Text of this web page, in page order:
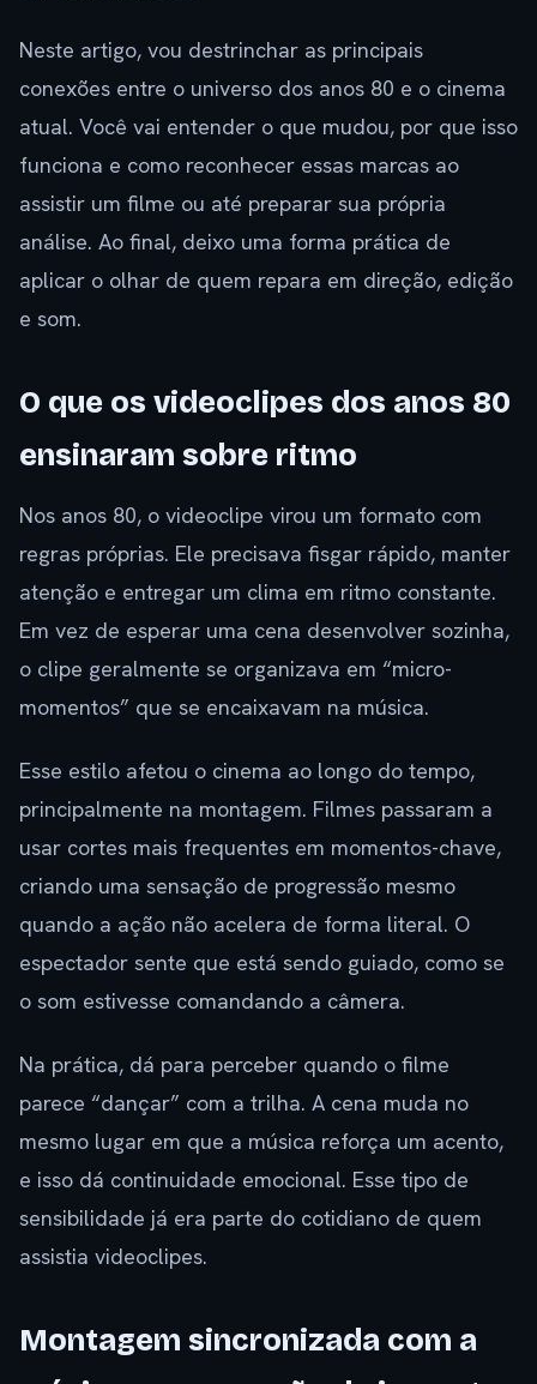
Neste artigo, vou destrinchar as principais
conexões entre o universo dos anos 80 e o cinema
atual. Você vai entender o que mudou, por que isso
funciona e como reconhecer essas marcas ao
assistir um filme ou até preparar sua própria
análise. Ao final, deixo uma forma prática de
aplicar o olhar de quem repara em direção, edição
e som.
O que os videoclipes dos anos 80
ensinaram sobre ritmo
Nos anos 80, o videoclipe virou um formato com
regras próprias. Ele precisava fisgar rápido, manter
atenção e entregar um clima em ritmo constante.
Em vez de esperar uma cena desenvolver sozinha,
o clipe geralmente se organizava em “micro-
momentos” que se encaixavam na música.
Esse estilo afetou o cinema ao longo do tempo,
principalmente na montagem. Filmes passaram a
usar cortes mais frequentes em momentos-chave,
criando uma sensação de progressão mesmo
quando a ação não acelera de forma literal. O
espectador sente que está sendo guiado, como se
o som estivesse comandando a câmera.
Na prática, dá para perceber quando o filme
parece “dançar” com a trilha. A cena muda no
mesmo lugar em que a música reforça um acento,
e isso dá continuidade emocional. Esse tipo de
sensibilidade já era parte do cotidiano de quem
assistia videoclipes.
Montagem sincronizada com a